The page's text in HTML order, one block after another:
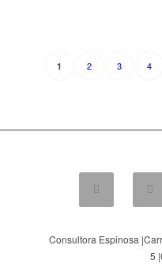
1 2 3 4
Consultora Espinosa |
5 |